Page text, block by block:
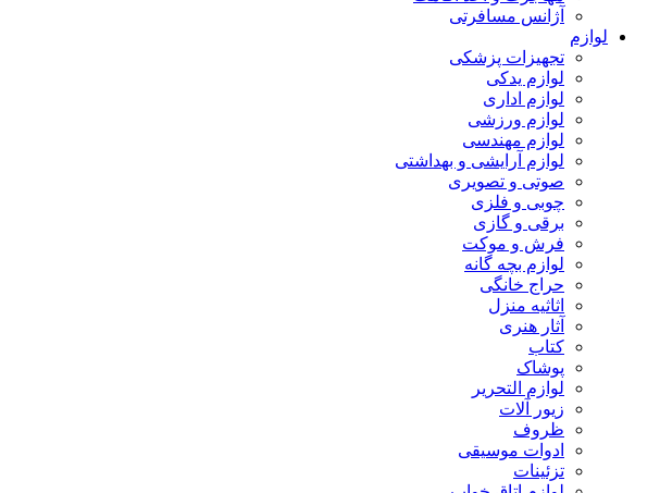
آژانس مسافرتی
لوازم
تجهیزات پزشکی
لوازم یدکی
لوازم اداری
لوازم ورزشی
لوازم مهندسی
لوازم آرایشی و بهداشتی
صوتی و تصویری
چوبی و فلزی
برقی و گازی
فرش و موکت
لوازم بچه گانه
حراج خانگی
اثاثیه منزل
آثار هنری
کتاب
پوشاک
لوازم التحریر
زیور آلات
ظروف
ادوات موسیقی
تزئینات